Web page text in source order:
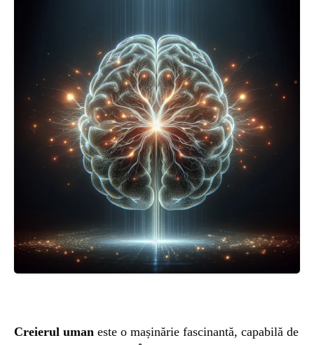
Creierul uman este o mașinărie fascinantă, capabilă de
ISTORIE
NATURĂ
STIRI
ȘTIINȚA
ANIMALE